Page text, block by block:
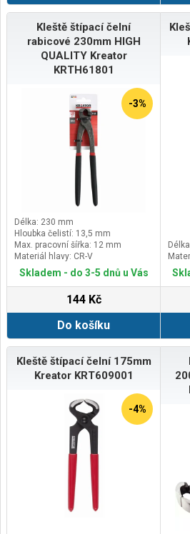
Kleště štípací čelní
rabicové 230mm HIGH
QUALITY Kreator
KRTH61801
-3%
Délka: 230 mm
Hloubka čelistí: 13,5 mm
Max. pracovní šířka: 12 mm
Materiál hlavy: CR-V
Skladem - do 3-5 dnů u Vás
144 Kč
Do košíku
Kleště štípací čelní 175mm
Kreator KRT609001
-4%